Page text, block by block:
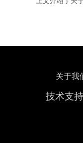
关于我
技术支持